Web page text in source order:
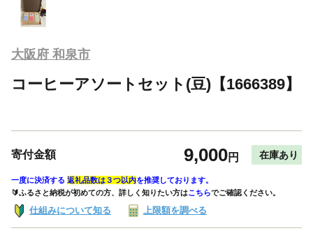
大阪府 和泉市
コーヒーアソートセット(豆)【1666389】
寄付金額 9,000円 在庫あり
一度に決済する 返礼品数は３つ以内を推奨しております。
🔰ふるさと納税が初めての方、詳しく知りたい方はこちらでご確認ください。
仕組みについて知る 上限額を調べる